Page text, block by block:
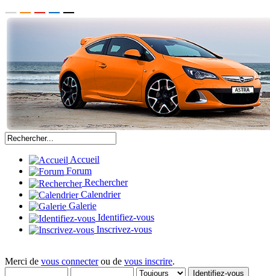
Accueil
Forum
Rechercher
Calendrier
Galerie
Identifiez-vous
Inscrivez-vous
Merci de vous connecterou de vous inscrire.